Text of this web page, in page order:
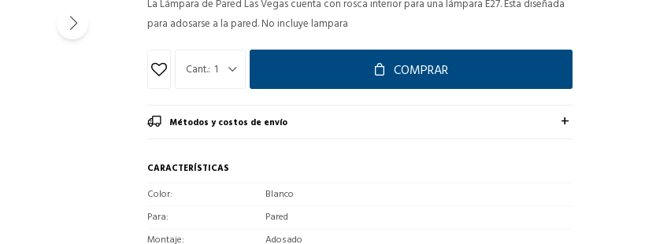
La Lámpara de Pared Las Vegas cuenta con rosca interior para una lámpara E27. Esta diseñada
para adosarse a la pared. No incluye lampara
1 COMPRAR
Métodos y costos de envío
CARACTERÍSTICAS
Color
Blanco
Para
Pared
Montaje
Adosado